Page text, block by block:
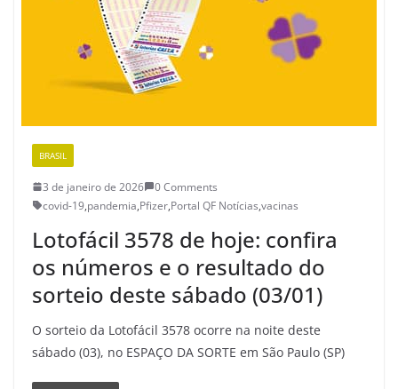
BRASIL
3 de janeiro de 2026
0 Comments
covid-19,pandemia,Pfizer,Portal QF Notícias,vacinas
Lotofácil 3578 de hoje: confira
os números e o resultado do
sorteio deste sábado (03/01)
O sorteio da Lotofácil 3578 ocorre na noite deste
sábado (03), no ESPAÇO DA SORTE em São Paulo (SP)